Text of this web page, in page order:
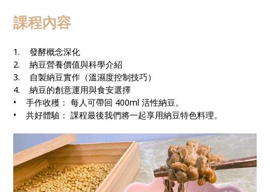
課程內容
1. 發酵概念深化
2. 納豆營養價值與科學介紹
3. 自製納豆實作（溫濕度控制技巧）
4. 納豆的創意運用與食安選擇
• 手作收穫： 每人可帶回 400ml 活性納豆。
• 共好體驗： 課程最後我們將一起享用納豆特色料理。